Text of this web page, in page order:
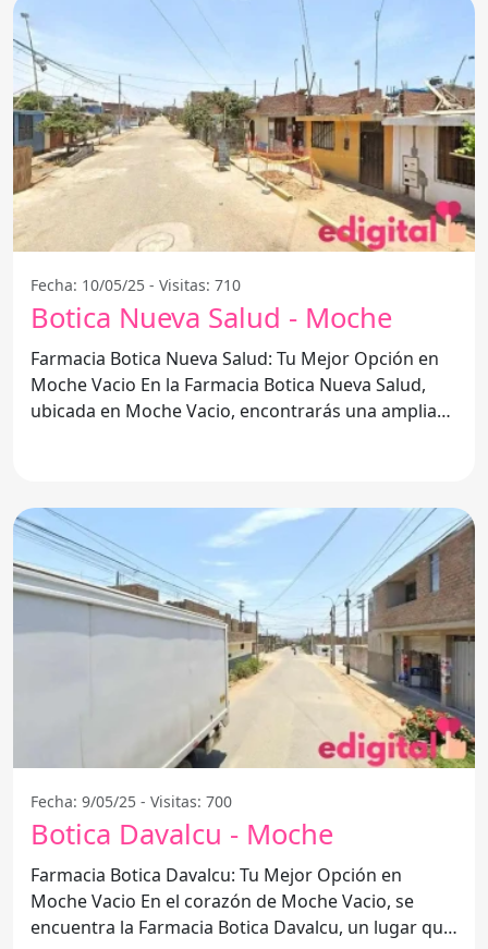
Fecha: 10/05/25 - Visitas: 710
Botica Nueva Salud - Moche
Farmacia Botica Nueva Salud: Tu Mejor Opción en
Moche Vacio En la Farmacia Botica Nueva Salud,
ubicada en Moche Vacio, encontrarás una amplia
Fecha: 9/05/25 - Visitas: 700
Botica Davalcu - Moche
Farmacia Botica Davalcu: Tu Mejor Opción en
Moche Vacio En el corazón de Moche Vacio, se
encuentra la Farmacia Botica Davalcu, un lugar que